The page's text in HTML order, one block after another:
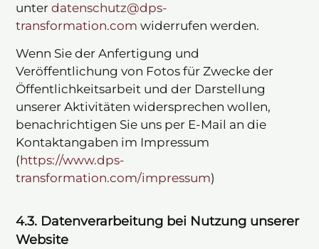
unterdatenschutz@dps-
transformation.com widerrufen werden.
Wenn Sie der Anfertigung und
Veröffentlichung von Fotos für Zwecke der
Öffentlichkeitsarbeit und der Darstellung
unserer Aktivitäten widersprechen wollen,
benachrichtigen Sie uns per E-Mail an die
Kontaktangaben im Impressum
(https://www.dps-
transformation.com/impressum)
4.3. Datenverarbeitung bei Nutzung unserer
Website